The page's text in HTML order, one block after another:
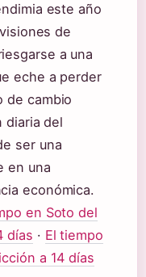
este año
de
a una
eche a perder
de cambio
diaria del
ser una
en una
económica.
en Soto del
días · El tiempo
a 14 días